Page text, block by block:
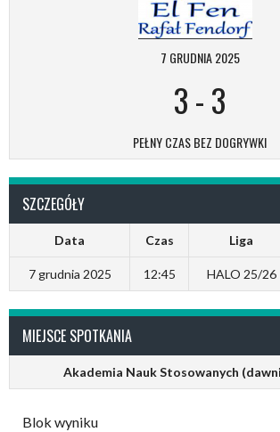
7 GRUDNIA 2025
3-3
PEŁNY CZAS BEZ DOGRYWKI
SZCZEGÓŁY
Data Czas Liga
7 grudnia 2025 12:45 HALO 25/26
MIEJSCE SPOTKANIA
Akademia Nauk Stosowanych
Blok wyniku